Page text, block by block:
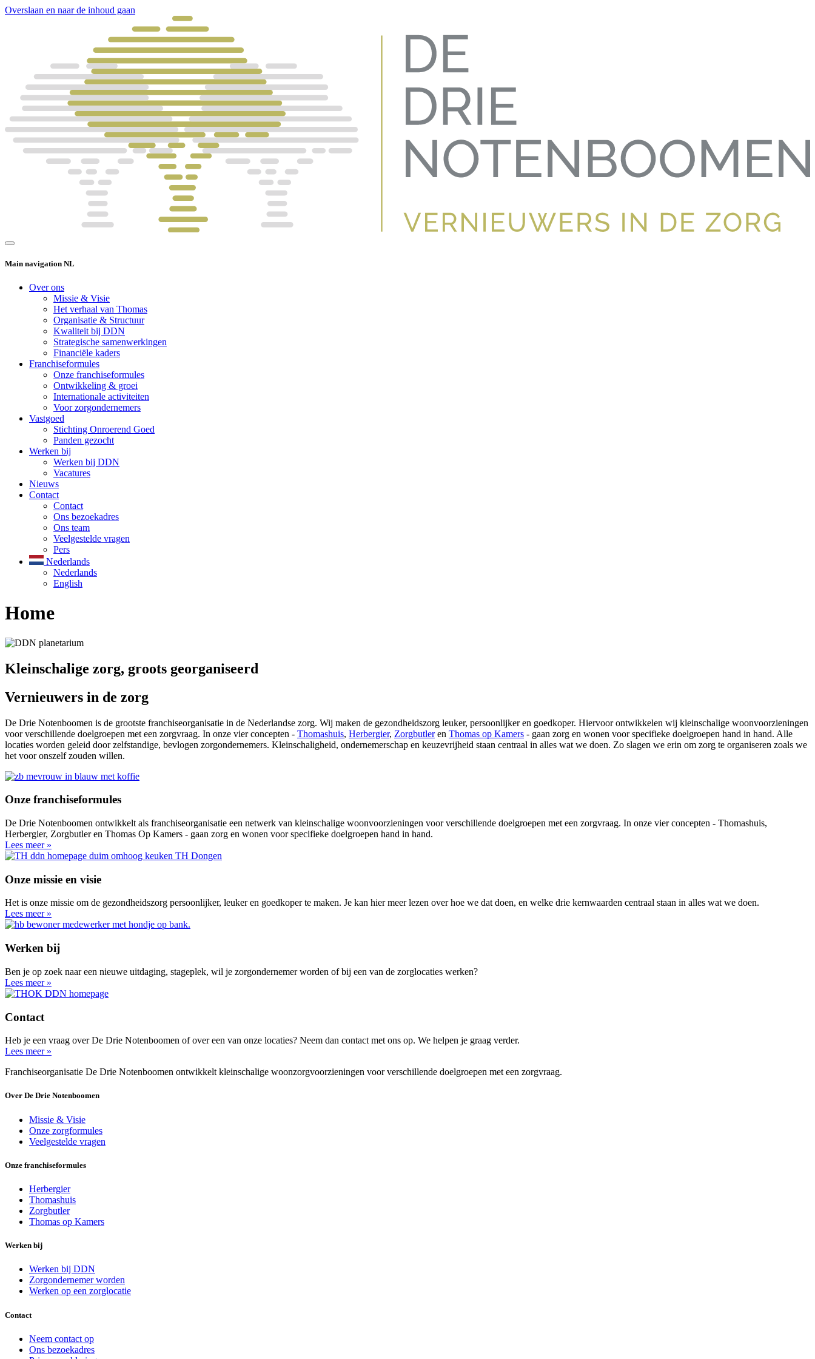
Overslaan en naar de inhoud gaan
Main navigation NL
Over ons
Missie & Visie
Het verhaal van Thomas
Organisatie & Structuur
Kwaliteit bij DDN
Strategische samenwerkingen
Financiële kaders
Franchiseformules
Onze franchiseformules
Ontwikkeling & groei
Internationale activiteiten
Voor zorgondernemers
Vastgoed
Stichting Onroerend Goed
Panden gezocht
Werken bij
Werken bij DDN
Vacatures
Nieuws
Contact
Contact
Ons bezoekadres
Ons team
Veelgestelde vragen
Pers
Nederlands
Nederlands
English
Home
Kleinschalige zorg, groots georganiseerd
Vernieuwers in de zorg
De Drie Notenboomen is de grootste franchiseorganisatie in de Nederlandse zorg. Wij maken de gezondheidszorg leuker, persoonlijker en goedkoper. Hiervoor ontwikkelen wij kleinschalige woonvoorzieningen
voor verschillende doelgroepen met een zorgvraag. In onze vier concepten - Thomashuis, Herbergier, Zorgbutleren Thomas op Kamers - gaan zorg en wonen voor specifieke doelgroepen hand in hand. Alle
locaties worden geleid door zelfstandige, bevlogen zorgondernemers. Kleinschaligheid, ondernemerschap en keuzevrijheid staan centraal in alles wat we doen. Zo slagen we erin om zorg te organiseren zoals we
het voor onszelf zouden willen.
Onze franchiseformules
De Drie Notenboomen ontwikkelt als franchiseorganisatie een netwerk van kleinschalige woonvoorzieningen voor verschillende doelgroepen met een zorgvraag. In onze vier concepten - Thomashuis,
Herbergier, Zorgbutler en Thomas Op Kamers - gaan zorg en wonen voor specifieke doelgroepen hand in hand.
Lees meer »
Onze missie en visie
Het is onze missie om de gezondheidszorg persoonlijker, leuker en goedkoper te maken. Je kan hier meer lezen over hoe we dat doen, en welke drie kernwaarden centraal staan in alles wat we doen.
Lees meer »
Werken bij
Ben je op zoek naar een nieuwe uitdaging, stageplek, wil je zorgondernemer worden of bij een van de zorglocaties werken?
Lees meer »
Contact
Heb je een vraag over De Drie Notenboomen of over een van onze locaties? Neem dan contact met ons op. We helpen je graag verder.
Lees meer »
Franchiseorganisatie De Drie Notenboomen ontwikkelt kleinschalige woonzorgvoorzieningen voor verschillende doelgroepen met een zorgvraag.
Over De Drie Notenboomen
Missie & Visie
Onze zorgformules
Veelgestelde vragen
Onze franchiseformules
Herbergier
Thomashuis
Zorgbutler
Thomas op Kamers
Werken bij
Werken bij DDN
Zorgondernemer worden
Werken op een zorglocatie
Contact
Neem contact op
Ons bezoekadres